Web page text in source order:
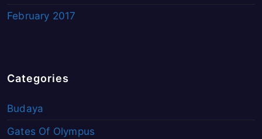
February 2017
Categories
Budaya
Gates Of Olympus